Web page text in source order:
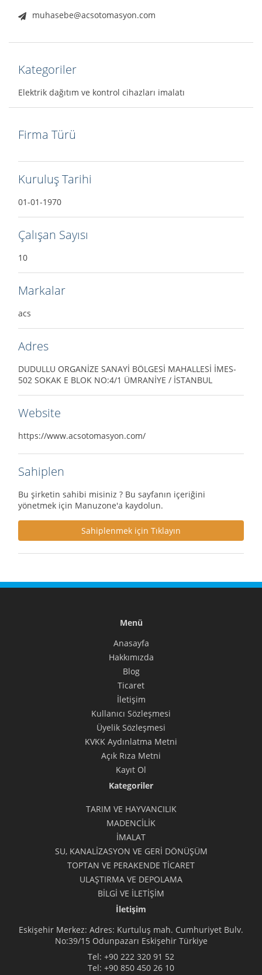
muhasebe@acsotomasyon.com
Kategoriler
Elektrik dağıtım ve kontrol cihazları imalatı
Firma Türü
Kuruluş Tarihi
01-01-1970
Çalışan Sayısı
10
Markalar
acs
Adres
DUDULLU ORGANİZE SANAYİ BÖLGESİ MAHALLESİ İMES-
502 SOKAK E BLOK NO:4/1 ÜMRANİYE / İSTANBUL
Website
https://www.acsotomasyon.com/
Sahiplen
Bu şirketin sahibi misiniz ? Bu sayfanın içeriğini
yönetmek için Manuzone'a kaydolun.
Sahiplenmek için Tıklayın
Menü
Anasayfa
Hakkımızda
Blog
Ticaret
İletişim
Kullanıcı Sözleşmesi
Üyelik Sözleşmesi
KVKK Aydınlatma Metni
Açık Rıza Metni
Kayıt Ol
Kategoriler
TARIM VE HAYVANCILIK
MADENCİLİK
İMALAT
SU, KANALİZASYON VE GERİ DÖNÜŞÜM
TOPTAN VE PERAKENDE TİCARET
ULAŞTIRMA VE DEPOLAMA
BİLGİ VE İLETİŞİM
İletişim
Eskişehir Merkez: Adres: Kurtuluş mah. Cumhuriyet Bulv.
No:39/15 Odunpazarı Eskişehir Türkiye
Tel: +90 222 320 91 52
Tel: +90 850 450 26 10